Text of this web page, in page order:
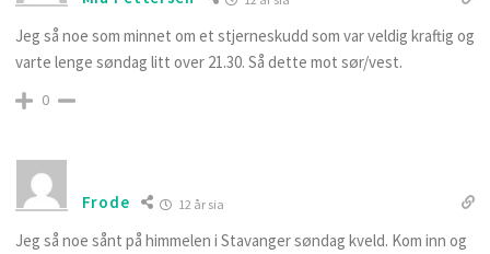
Jeg så noe som minnet om et stjerneskudd som var veldig kraftig og
varte lenge søndag litt over 21.30. Så dette mot sør/vest.
0
Frode 12 år sia
Jeg så noe sånt på himmelen i Stavanger søndag kveld. Kom inn og